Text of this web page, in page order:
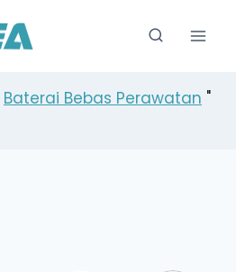
Baterai Bebas Perawatan "